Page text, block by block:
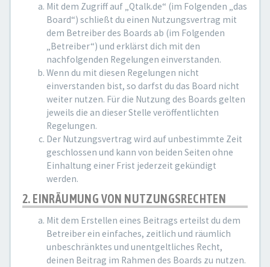
Mit dem Zugriff auf „Qtalk.de“ (im Folgenden „das
Board“) schließt du einen Nutzungsvertrag mit
dem Betreiber des Boards ab (im Folgenden
„Betreiber“) und erklärst dich mit den
nachfolgenden Regelungen einverstanden.
Wenn du mit diesen Regelungen nicht
einverstanden bist, so darfst du das Board nicht
weiter nutzen. Für die Nutzung des Boards gelten
jeweils die an dieser Stelle veröffentlichten
Regelungen.
Der Nutzungsvertrag wird auf unbestimmte Zeit
geschlossen und kann von beiden Seiten ohne
Einhaltung einer Frist jederzeit gekündigt
werden.
2. EINRÄUMUNG VON NUTZUNGSRECHTEN
Mit dem Erstellen eines Beitrags erteilst du dem
Betreiber ein einfaches, zeitlich und räumlich
unbeschränktes und unentgeltliches Recht,
deinen Beitrag im Rahmen des Boards zu nutzen.